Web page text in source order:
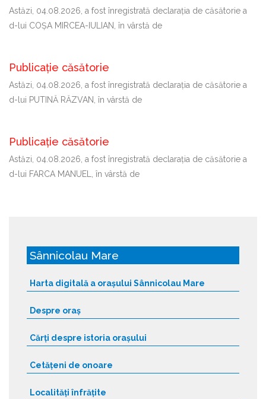
Astăzi, 04.08.2026, a fost înregistrată declaraţia de căsătorie a
d-lui COȘA MIRCEA-IULIAN, în vârstă de
Publicație căsătorie
Astăzi, 04.08.2026, a fost înregistrată declaraţia de căsătorie a
d-lui PUTINĂ RĂZVAN, în vârstă de
Publicație căsătorie
Astăzi, 04.08.2026, a fost înregistrată declaraţia de căsătorie a
d-lui FARCA MANUEL, în vârstă de
Sânnicolau Mare
Harta digitală a orașului Sânnicolau Mare
Despre oraș
Cărți despre istoria orașului
Cetățeni de onoare
Localități înfrățite